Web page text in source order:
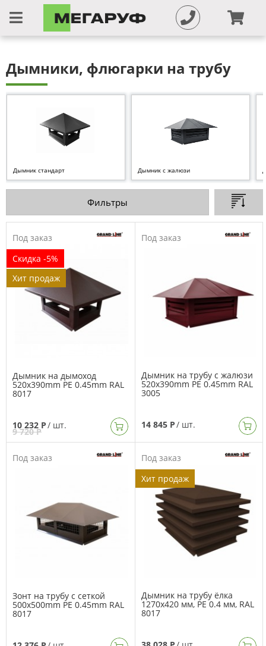
Дымники, флюгарки на трубу
Дымник стандарт Дымник с жалюзи
Фильтры
Под заказ
Скидка -5%
Хит продаж
Дымник на дымоход
520x390mm PE 0.45mm RAL
8017
10 232 Р
9 720 Р
/ шт.
Под заказ
Дымник на трубу с жалюзи
520x390mm PE 0.45mm RAL
3005
14 845 Р/ шт.
Под заказ
Зонт на трубу с сеткой
500x500mm PE 0.45mm RAL
8017
Под заказ
Хит продаж
Дымник на трубу ёлка
1270х420 мм, PE 0.4 мм, RAL
8017